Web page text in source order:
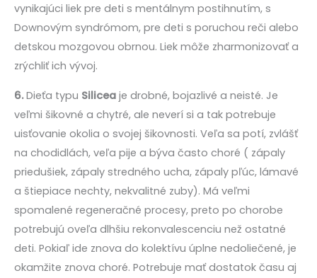
vynikajúci liek pre deti s mentálnym postihnutím, s
Downovým syndrómom, pre deti s poruchou reči alebo
detskou mozgovou obrnou. Liek môže zharmonizovať a
zrýchliť ich vývoj.
6.Dieťa typu Silicea je drobné, bojazlivé a neisté. Je
veľmi šikovné a chytré, ale neverí si a tak potrebuje
uisťovanie okolia o svojej šikovnosti. Veľa sa potí, zvlášť
na chodidlách, veľa pije a býva často choré ( zápaly
priedušiek, zápaly stredného ucha, zápaly pľúc, lámavé
a štiepiace nechty, nekvalitné zuby). Má veľmi
spomalené regeneračné procesy, preto po chorobe
potrebujú oveľa dlhšiu rekonvalescenciu než ostatné
deti. Pokiaľ ide znova do kolektívu úplne nedoliečené, je
okamžite znova choré. Potrebuje mať dostatok času aj